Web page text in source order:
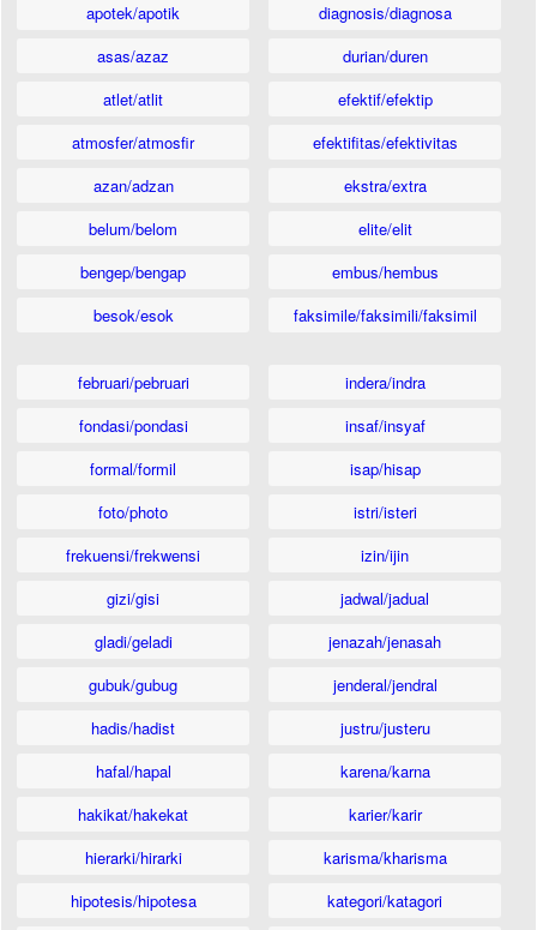
apotek/apotik
asas/azaz
atlet/atlit
atmosfer/atmosfir
azan/adzan
belum/belom
bengep/bengap
besok/esok
diagnosis/diagnosa
durian/duren
efektif/efektip
efektifitas/efektivitas
ekstra/extra
elite/elit
embus/hembus
faksimile/faksimili/faksimil
februari/pebruari
fondasi/pondasi
formal/formil
foto/photo
frekuensi/frekwensi
gizi/gisi
gladi/geladi
gubuk/gubug
hadis/hadist
hafal/hapal
hakikat/hakekat
hierarki/hirarki
hipotesis/hipotesa
indera/indra
insaf/insyaf
isap/hisap
istri/isteri
izin/ijin
jadwal/jadual
jenazah/jenasah
jenderal/jendral
justru/justeru
karena/karna
karier/karir
karisma/kharisma
kategori/katagori